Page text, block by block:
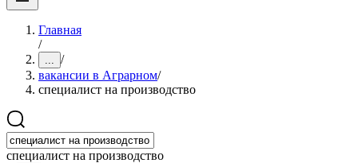
Главная
/
... /
вакансии в Аграрном/
специалист на производство
специалист на производство